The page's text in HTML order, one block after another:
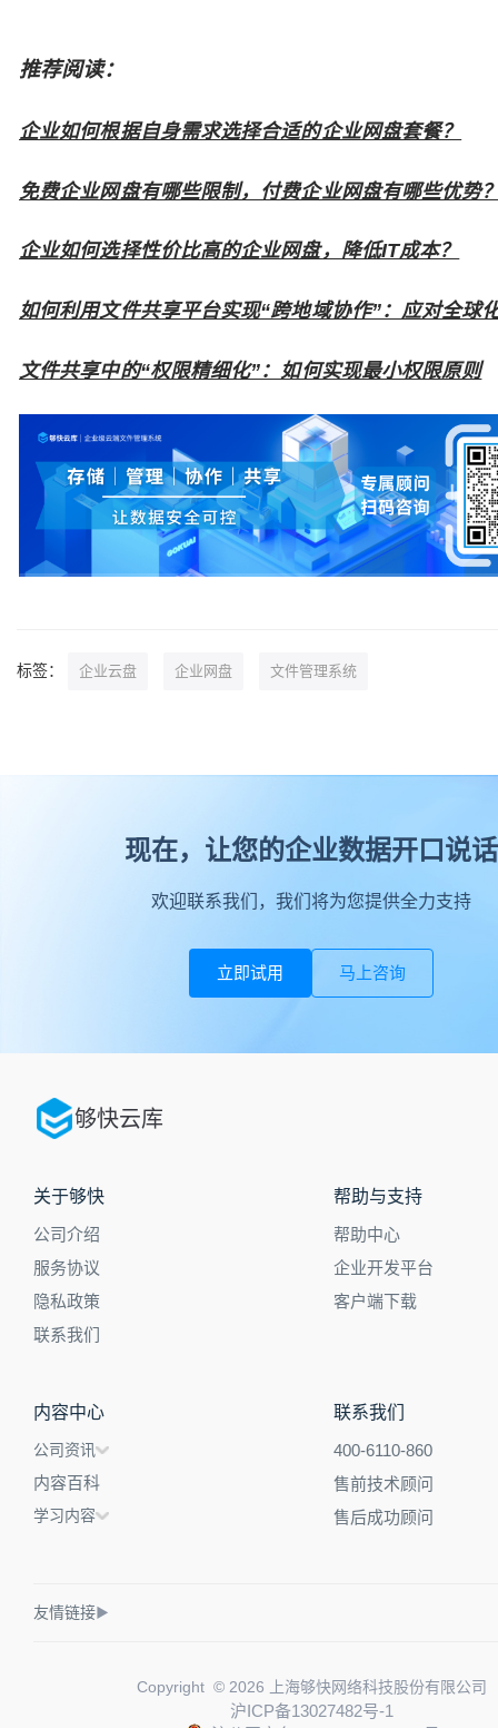
推荐阅读：
企业如何根据自身需求选择合适的企业网盘套餐？
免费企业网盘有哪些限制，付费企业网盘有哪些优势
企业如何选择性价比高的企业网盘，降低IT成本？
如何利用文件共享平台实现“跨地域协作”：应对全球
文件共享中的“权限精细化”：如何实现最小权限原则
标签： 企业云盘 企业网盘 文件管理系统
现在，让您的企业数据开口说话
欢迎联系我们，我们将为您提供全力支持
立即试用 马上咨询
够快云库
关于够快
公司介绍
服务协议
隐私政策
联系我们
帮助与支持
帮助中心
企业开发平台
客户端下载
内容中心
公司资讯
内容百科
学习内容
联系我们
400-6110-860
售前技术顾问
售后成功顾问
友情链接▶
Copyright © 2026 上海够快网络科技股份有限公司
沪ICP备13027482号-1